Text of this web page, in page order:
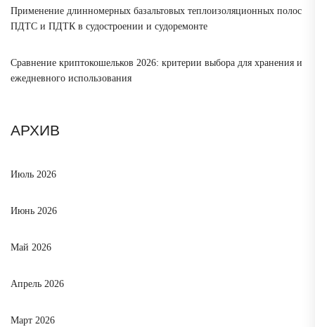
Применение длинномерных базальтовых теплоизоляционных полос
ПДТС и ПДТК в судостроении и судоремонте
Сравнение криптокошельков 2026: критерии выбора для хранения и
ежедневного использования
АРХИВ
Июль 2026
Июнь 2026
Май 2026
Апрель 2026
Март 2026